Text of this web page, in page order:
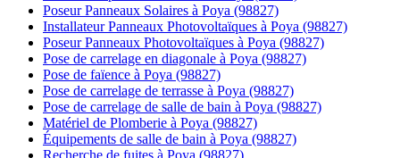
Poseur Panneaux Solaires à Poya (98827)
Installateur Panneaux Photovoltaïques à Poya (98827)
Poseur Panneaux Photovoltaïques à Poya (98827)
Pose de carrelage en diagonale à Poya (98827)
Pose de faïence à Poya (98827)
Pose de carrelage de terrasse à Poya (98827)
Pose de carrelage de salle de bain à Poya (98827)
Matériel de Plomberie à Poya (98827)
Équipements de salle de bain à Poya (98827)